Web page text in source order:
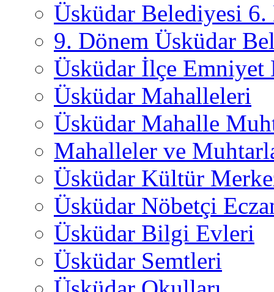
Üsküdar Belediyesi 6.
9. Dönem Üsküdar
Üsküdar İlçe
Üsküdar Mahalleleri
Üsküdar Mahalle
Mahalleler ve
Üsküdar Kültür
Üsküdar Nöbetçi
Üsküdar Bilgi Evleri
Üsküdar Semtleri